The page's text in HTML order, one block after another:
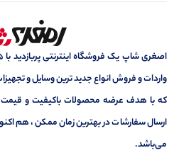
واردات و فروش انواع جدید ترین وسایل و
که با هدف عرضه محصولات باکیفیت و
ارسال سفارشات در بهترین زمان ممکن ، هم
می‌باشد.